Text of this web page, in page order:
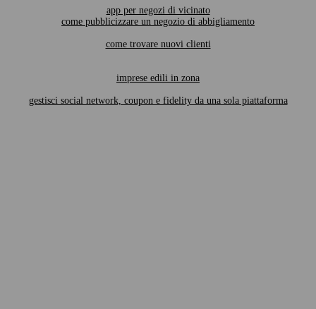
app per negozi di vicinato
come pubblicizzare un negozio di abbigliamento
come trovare nuovi clienti
imprese edili in zona
gestisci social network, coupon e fidelity da una sola piattaforma